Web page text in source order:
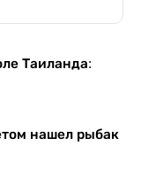
Таиланда:
нашел рыбак